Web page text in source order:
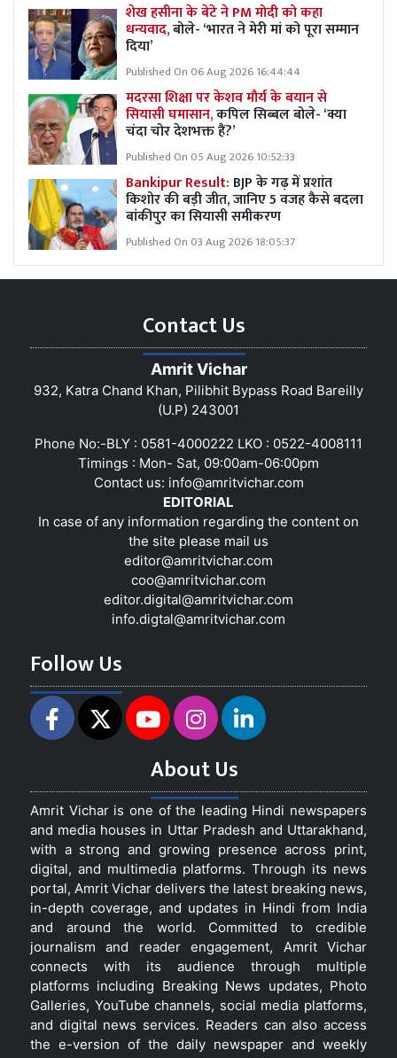
शेख हसीना के बेटे ने PM मोदी को कहा
धन्यवाद,बोले- ‘भारत ने मेरी मां को पूरा सम्मान
दिया’
Published On 06 Aug 2026 16:44:44
मदरसा शिक्षा पर केशव मौर्य के बयान से
सियासी घमासान,कपिल सिब्बल बोले- ‘क्या
चंदा चोर देशभक्त हैं?’
Published On 05 Aug 2026 10:52:33
Bankipur Result: BJP के गढ़ में प्रशांत
किशोर की बड़ी जीत, जानिए 5 वजह कैसे बदला
बांकीपुर का सियासी समीकरण
Published On 03 Aug 2026 18:05:37
Contact Us
Amrit Vichar
932, Katra Chand Khan, Pilibhit Bypass Road Bareilly
(U.P) 243001
Phone No:-BLY : 0581-4000222 LKO : 0522-4008111
Timings : Mon- Sat, 09:00am-06:00pm
Contact us: info@amritvichar.com
EDITORIAL
In case of any information regarding the content on
the site please mail us
editor@amritvichar.com
coo@amritvichar.com
editor.digital@amritvichar.com
info.digtal@amritvichar.com
Follow Us
About Us
Amrit Vichar is one of the leading Hindi newspapers
and media houses in Uttar Pradesh and Uttarakhand,
with a strong and growing presence across print,
digital, and multimedia platforms. Through its news
portal, Amrit Vichar delivers the latest breaking news,
in-depth coverage, and updates in Hindi from India
and around the world. Committed to credible
journalism and reader engagement, Amrit Vichar
connects with its audience through multiple
platforms including Breaking News updates, Photo
Galleries, YouTube channels, social media platforms,
and digital news services. Readers can also access
the e-version of the daily newspaper and weekly